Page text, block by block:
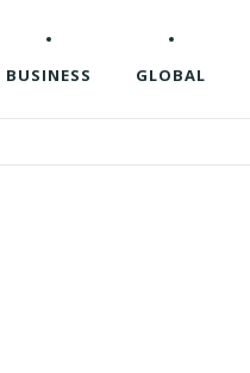
BUSINESS GLOBAL